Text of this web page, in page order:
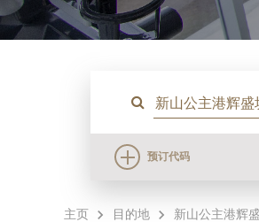
预订代码
主页 目的地 新山公主港辉